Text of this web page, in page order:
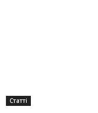
Статті